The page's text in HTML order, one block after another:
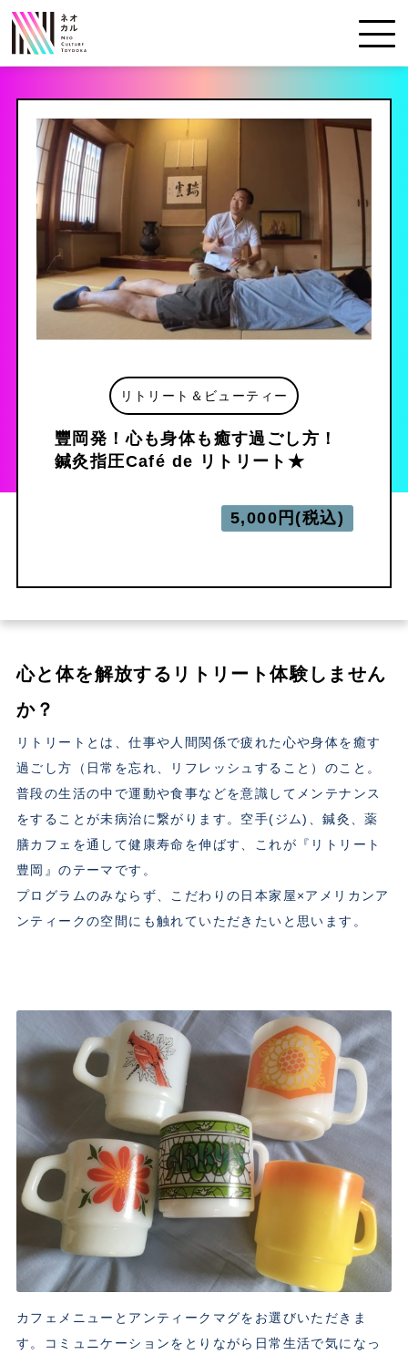
リトリート＆ビューティー
豐岡発！心も身体も癒す過ごし方！
鍼灸指圧Café de リトリート★
5,000円(税込)
心と体を解放するリトリート体験しません
か？
リトリートとは、仕事や人間関係で疲れた心や身体を癒す
過ごし方（日常を忘れ、リフレッシュすること）のこと。
普段の生活の中で運動や食事などを意識してメンテナンス
をすることが未病治に繋がります。空手(ジム)、鍼灸、薬
膳カフェを通して健康寿命を伸ばす、これが『リトリート
豊岡』のテーマです。
プログラムのみならず、こだわりの日本家屋×アメリカンア
ンティークの空間にも触れていただきたいと思います。
カフェメニューとアンティークマグをお選びいただきま
す。コミュニケーションをとりながら日常生活で気になっ
ネオカルTOYOOKAについて
体験一覧
お知らせ
お問い合わせ